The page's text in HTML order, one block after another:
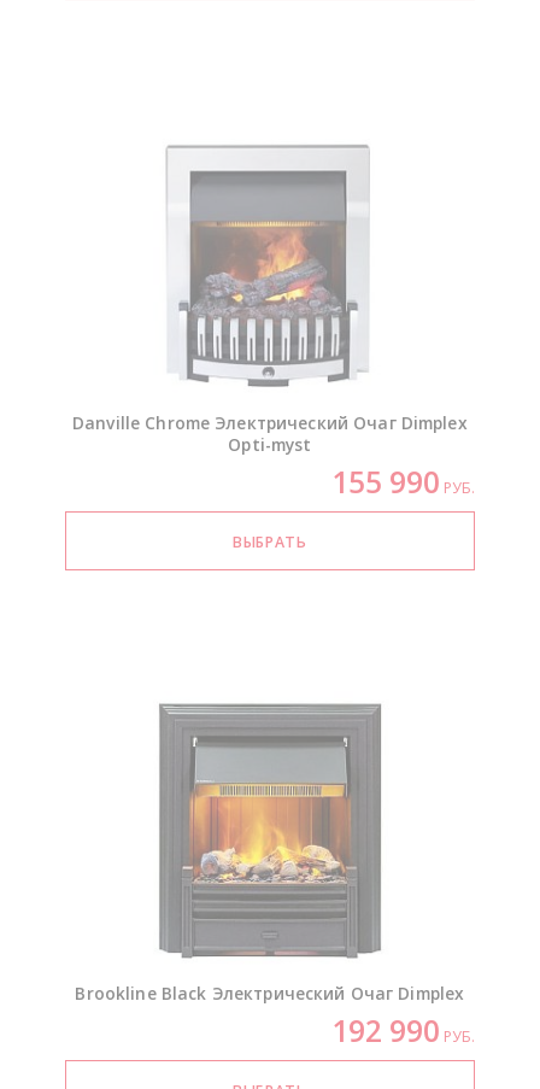
Danville Chrome Электрический Очаг Dimplex
Opti-myst
155 990 РУБ.
Brookline Black Электрический Очаг Dimplex
192 990 РУБ.